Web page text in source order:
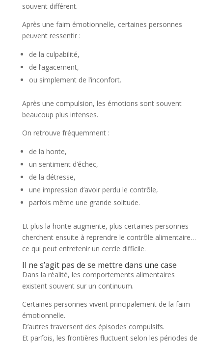
souvent différent.
Après une faim émotionnelle, certaines personnes
peuvent ressentir :
de la culpabilité,
de l’agacement,
ou simplement de l’inconfort.
Après une compulsion, les émotions sont souvent
beaucoup plus intenses.
On retrouve fréquemment :
de la honte,
un sentiment d’échec,
de la détresse,
une impression d’avoir perdu le contrôle,
parfois même une grande solitude.
Et plus la honte augmente, plus certaines personnes
cherchent ensuite à reprendre le contrôle alimentaire…
ce qui peut entretenir un cercle difficile.
Il ne s’agit pas de se mettre dans une case
Dans la réalité, les comportements alimentaires
existent souvent sur un continuum.
Certaines personnes vivent principalement de la faim
émotionnelle.
D’autres traversent des épisodes compulsifs.
Et parfois, les frontières fluctuent selon les périodes de